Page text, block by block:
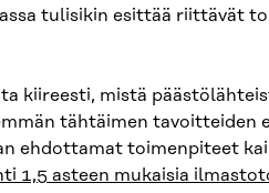
tulisikin esittää riittävät
kiireesti, mistä
tähtäimen tavoitteiden
ehdottamat toimenpiteet
1,5 asteen mukaisia